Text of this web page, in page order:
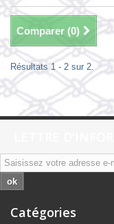
Comparer (0)
Résultats 1 - 2 sur 2.
ok
Catégories